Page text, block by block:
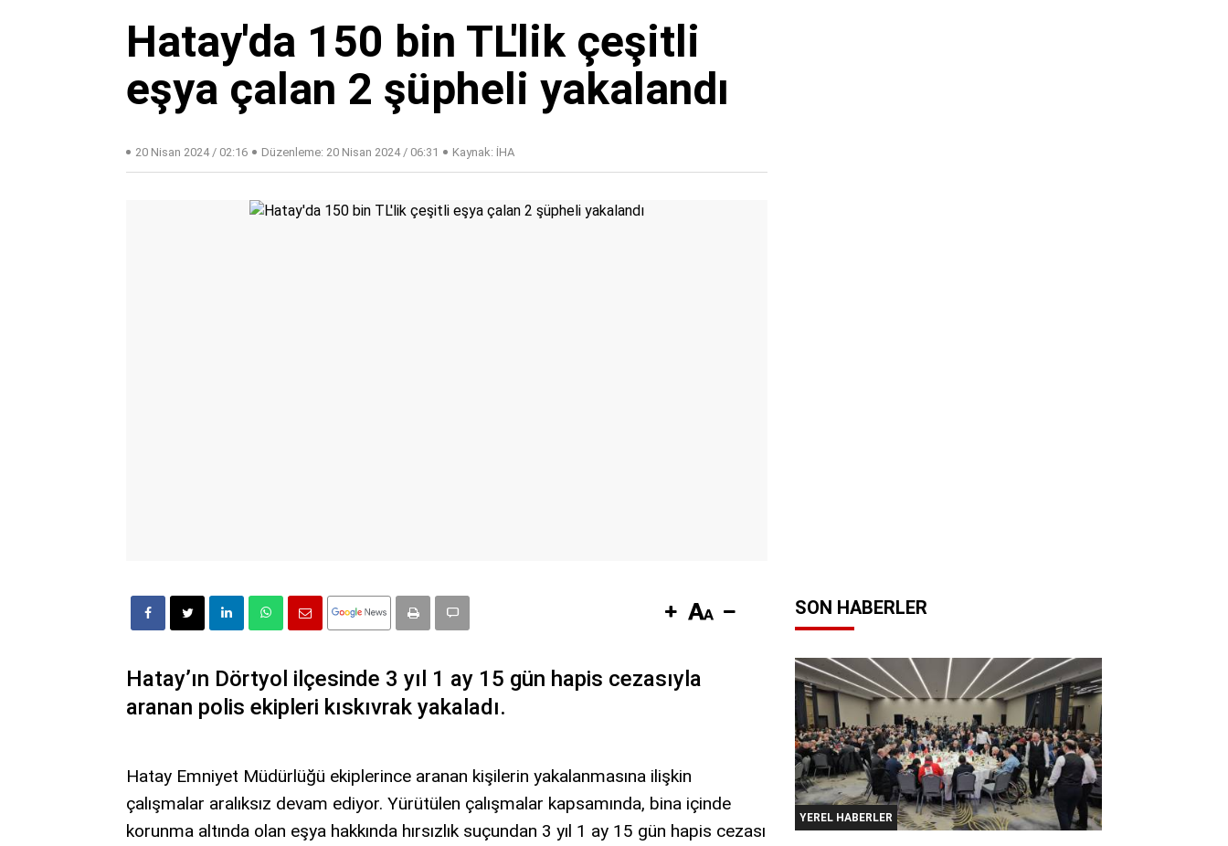
Hatay'da 150 bin TL'lik çeşitli
eşya çalan 2 şüpheli yakalandı
20 Nisan 2024 / 02:16 Düzenleme: 20 Nisan 2024 / 06:31 Kaynak: İHA
Hatay’ın Dörtyol ilçesinde 3 yıl 1 ay 15 gün hapis cezasıyla
aranan polis ekipleri kıskıvrak yakaladı.
Hatay Emniyet Müdürlüğü ekiplerince aranan kişilerin yakalanmasına ilişkin
çalışmalar aralıksız devam ediyor. Yürütülen çalışmalar kapsamında, bina içinde
korunma altında olan eşya hakkında hırsızlık suçundan 3 yıl 1 ay 15 gün hapis cezası
SON HABERLER
YEREL HABERLER